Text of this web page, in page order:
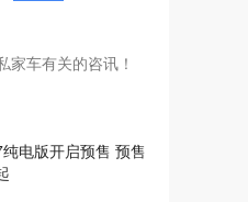
家车有关的咨讯！
电版开启预售 预售